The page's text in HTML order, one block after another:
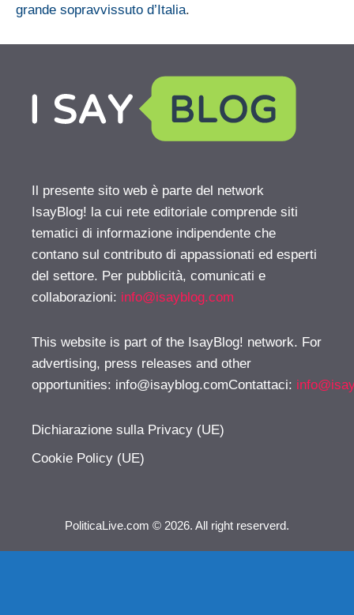
grande sopravvissuto d’Italia.
Il presente sito web è parte del network
IsayBlog! la cui rete editoriale comprende siti
tematici di informazione indipendente che
contano sul contributo di appassionati ed esperti
del settore. Per pubblicità, comunicati e
collaborazioni: info@isayblog.com
This website is part of the IsayBlog! network. For
advertising, press releases and other
opportunities: info@isayblog.comContattaci:
Dichiarazione sulla Privacy (UE)
Cookie Policy (UE)
PoliticaLive.com © 2026. All right reserverd.